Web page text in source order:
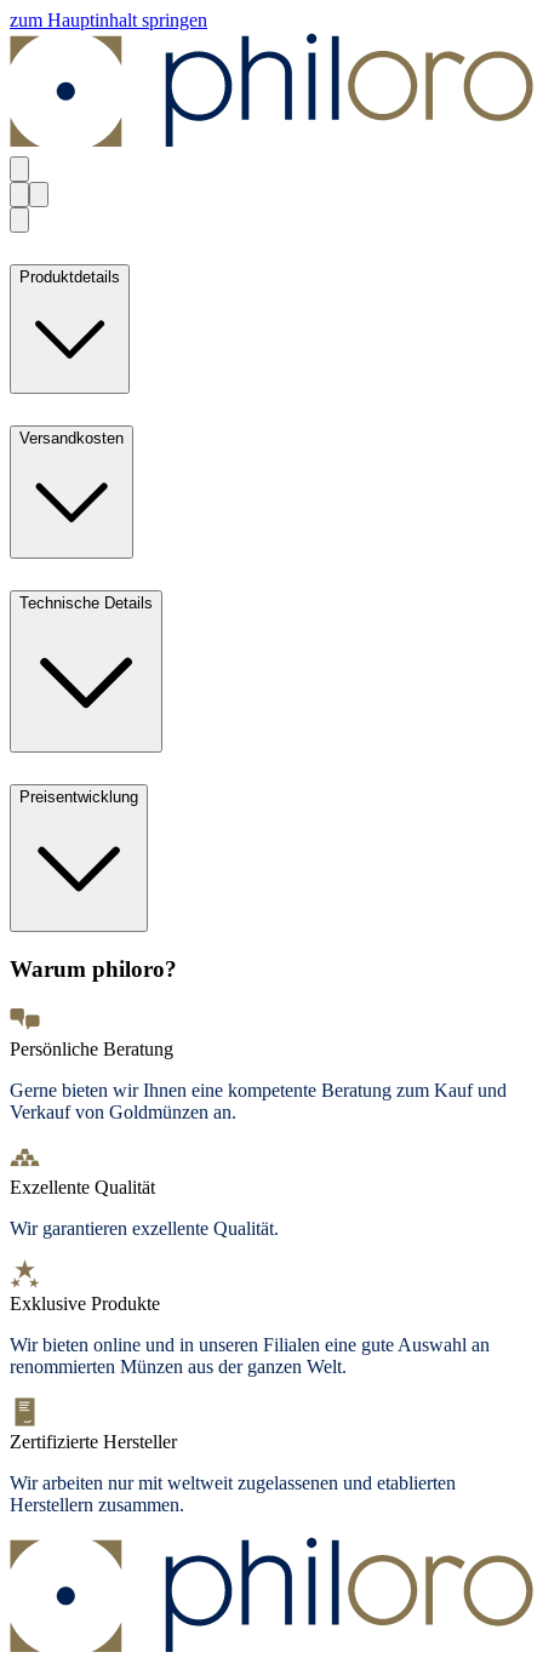
zum Hauptinhalt springen
Produktdetails
Versandkosten
Technische Details
Preisentwicklung
Warum philoro?
Persönliche Beratung
Gerne bieten wir Ihnen eine kompetente Beratung zum Kauf und
Verkauf von Goldmünzen an.
Exzellente Qualität
Wir garantieren exzellente Qualität.
Exklusive Produkte
Wir bieten online und in unseren Filialen eine gute Auswahl an
renommierten Münzen aus der ganzen Welt.
Zertifizierte Hersteller
Wir arbeiten nur mit weltweit zugelassenen und etablierten
Herstellern zusammen.